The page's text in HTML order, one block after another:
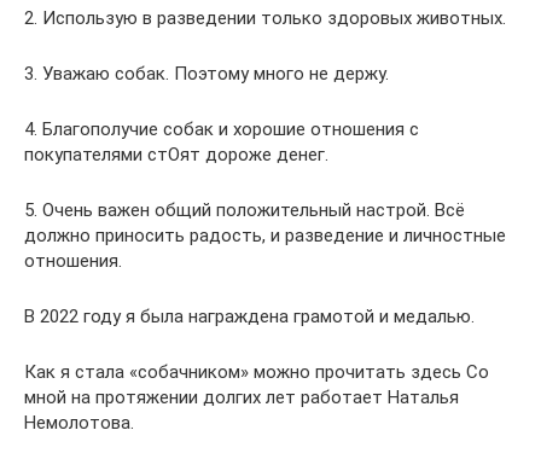
2. Использую в разведении только здоровых животных.
3. Уважаю собак. Поэтому много не держу.
4. Благополучие собак и хорошие отношения с
покупателями стОят дороже денег.
5. Очень важен общий положительный настрой. Всё
должно приносить радость, и разведение и личностные
отношения.
В 2022 году я была награждена грамотой и медалью.
Как я стала «собачником» можно прочитать здесь Со
мной на протяжении долгих лет работает Наталья
Немолотова.